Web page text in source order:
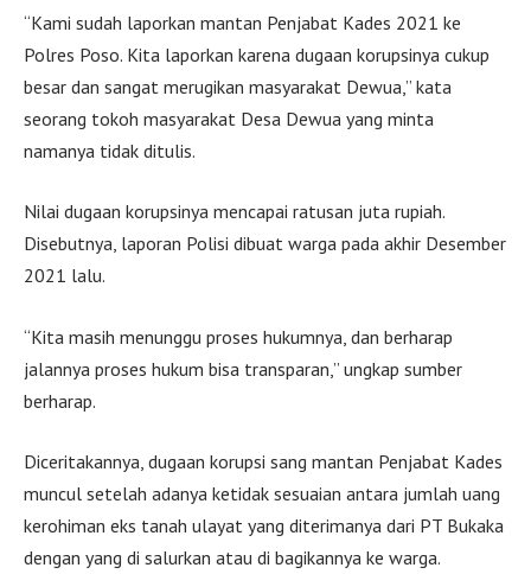
“Kami sudah laporkan mantan Penjabat Kades 2021 ke
Polres Poso. Kita laporkan karena dugaan korupsinya cukup
besar dan sangat merugikan masyarakat Dewua,” kata
seorang tokoh masyarakat Desa Dewua yang minta
namanya tidak ditulis.
Nilai dugaan korupsinya mencapai ratusan juta rupiah.
Disebutnya, laporan Polisi dibuat warga pada akhir Desember
2021 lalu.
“Kita masih menunggu proses hukumnya, dan berharap
jalannya proses hukum bisa transparan,” ungkap sumber
berharap.
Diceritakannya, dugaan korupsi sang mantan Penjabat Kades
muncul setelah adanya ketidak sesuaian antara jumlah uang
kerohiman eks tanah ulayat yang diterimanya dari PT Bukaka
dengan yang di salurkan atau di bagikannya ke warga.